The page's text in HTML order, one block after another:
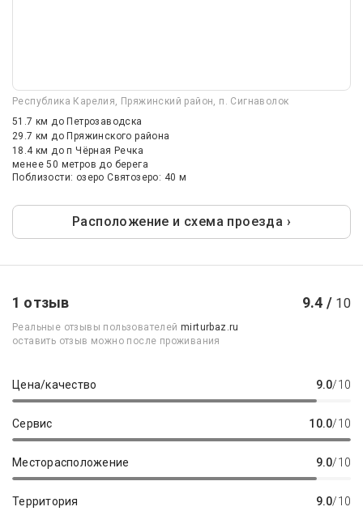
Республика Карелия, Пряжинский район, п. Сигнаволок
51.7 кмдо Петрозаводска
29.7 кмдо Пряжинского района
18.4 кмдо п Чёрная Речка
менее 50 метров до берега
Поблизости: озеро Святозеро: 40 м
Расположение и схема проезда ›
1 отзыв 9.4 / 10
Реальные отзывы пользователейmirturbaz.ru
оставить отзыв можно после проживания
Цена/качество 9.0/10
Сервис 10.0/10
Месторасположение 9.0/10
Территория 9.0/10